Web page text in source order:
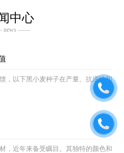
中心
——
，以下黑小麦种子在产量、抗逆性和
，近年来备受瞩目。其独特的颜色和